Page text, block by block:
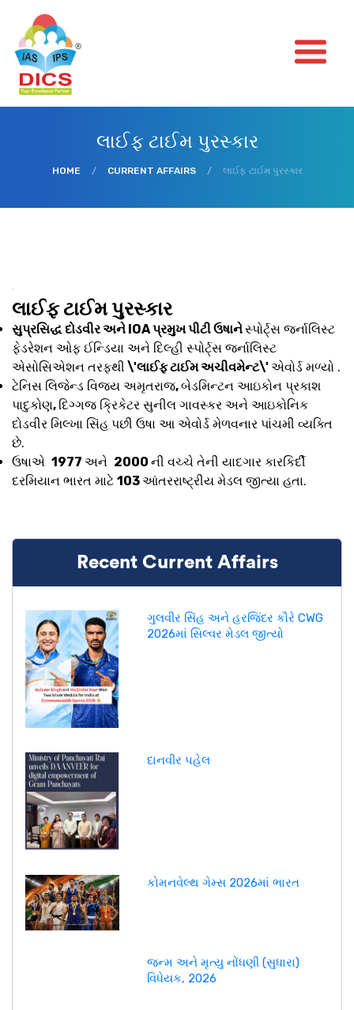
લાઈફ ટાઈમ પુરસ્કાર
HOME / CURRENT AFFAIRS / લાઈફ ટાઈમ પુરસ્કાર
લાઈફ ટાઈમ પુરસ્કાર
સુપ્રસિદ્ધ દોડવીર અને IOA પ્રમુખ પીટી ઉષાનેસ્પોર્ટ્સ જર્નાલિસ્ટ
ફેડરેશન ઓફ ઈન્ડિયા અને દિલ્હી સ્પોર્ટ્સ જર્નાલિસ્ટ
એસોસિએશન તરફથી \'લાઈફ ટાઈમ અચીવમેન્ટ\'એવોર્ડ મળ્યો .
ટેનિસ લિજેન્ડ વિજય અમૃતરાજ,બેડમિન્ટન આઇકોન પ્રકાશ
પાદુકોણ, દિગ્ગજ ક્રિકેટર સુનીલ ગાવસ્કર અને આઇકોનિક
દોડવીર મિલ્ખા સિંહ પછી ઉષા આ એવોર્ડ મેળવનાર પાંચમી વ્યક્તિ
છે.
ઉષાએ 1977 અને 2000 ની વચ્ચે તેની યાદગાર કારકિર્દી
દરમિયાન ભારત માટે 103આંતરરાષ્ટ્રીય મેડલ જીત્યા હતા.
Recent Current Affairs
ગુલવીર સિંહ અને હરજિંદર કૌરે CWG
2026માં સિલ્વર મેડલ જીત્યો
દાનવીર પહેલ
કોમનવેલ્થ ગેમ્સ 2026માં ભારત
જન્મ અને મૃત્યુ નોંધણી (સુધારા)
વિધેયક, 2026